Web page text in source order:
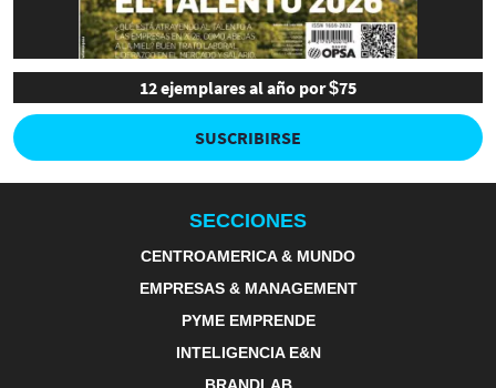
12 ejemplares al año por $75
SUSCRIBIRSE
SECCIONES
CENTROAMERICA & MUNDO
EMPRESAS & MANAGEMENT
PYME EMPRENDE
INTELIGENCIA E&N